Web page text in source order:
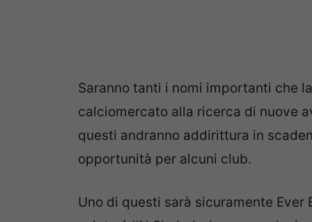
Saranno tanti i nomi importanti che
calciomercato alla ricerca di nuove
questi andranno addirittura in
opportunità per alcuni club.
Uno di questi sarà sicuramente Ever